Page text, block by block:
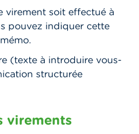
virement soit effectué à
pouvez indiquer cette
(texte à introduire vous-
structurée
virements